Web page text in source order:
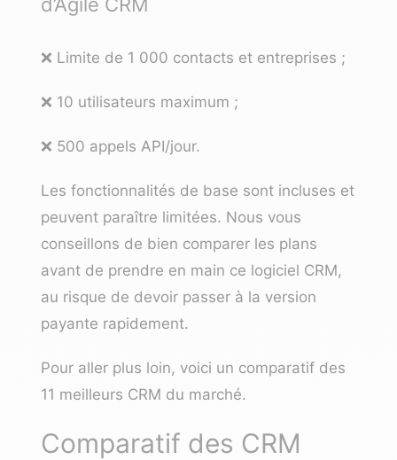
❌ Limite de 1 000 contacts et entreprises ;
❌ 10 utilisateurs maximum ;
❌ 500 appels API/jour.
Les fonctionnalités de base sont incluses et
peuvent paraître limitées. Nous vous
conseillons de bien comparer les plans
avant de prendre en main ce logiciel CRM,
au risque de devoir passer à la version
payante rapidement.
Pour aller plus loin, voici un comparatif des
11 meilleurs CRM du marché.
Comparatif des CRM